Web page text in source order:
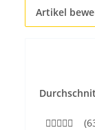
Artikel